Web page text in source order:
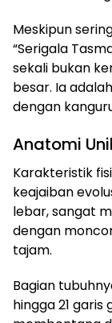
Meskipun
“Serigala
sekali bukan
besar. Ia
dengan
Anatomi
Karakteristik
keajaiban
lebar, sangat
dengan
tajam.
Bagian
hingga 21